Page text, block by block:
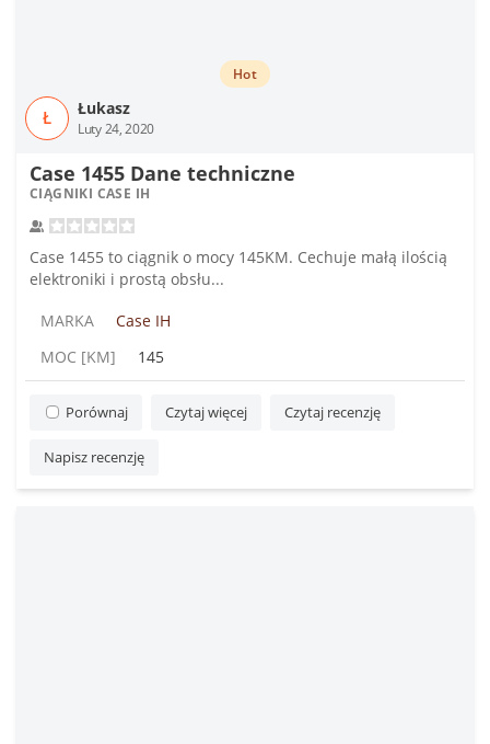
Ł Łukasz
Luty 24, 2020
Hot
Case 1455 Dane techniczne
CIĄGNIKI CASE IH
Case 1455 to ciągnik o mocy 145KM. Cechuje małą ilością
elektroniki i prostą obsłu...
MARKA
Case IH
MOC [KM]
145
Porównaj Czytaj więcej Czytaj recenzję
Napisz recenzję